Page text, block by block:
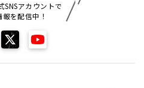
SNSアカウントで
を配信中！